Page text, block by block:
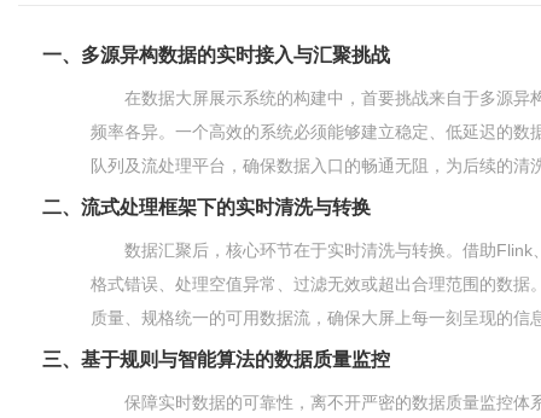
一、多源异构数据的实时接入与汇聚挑战
在数据大屏展示系统的构建中，首要挑战来自于多源
频率各异。一个高效的系统必须能够建立稳定、低延迟的
队列及流处理平台，确保数据入口的畅通无阻，为后续的清
二、流式处理框架下的实时清洗与转换
数据汇聚后，核心环节在于实时清洗与转换。借助
格式错误、处理空值异常、过滤无效或超出合理范围的数
质量、规格统一的可用数据流，确保大屏上每一刻呈现的信
三、基于规则与智能算法的数据质量监控
保障实时数据的可靠性，离不开严密的数据质量监控